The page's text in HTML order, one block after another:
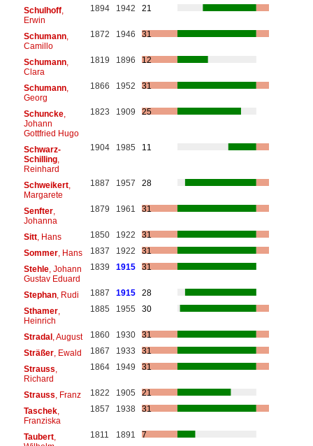
Schulhoff,
Erwin
1894 1942 21
Schumann,
Camillo
1872 1946 31
Schumann,
Clara
1819 1896 12
Schumann,
Georg
1866 1952 31
Schuncke,
Johann
Gottfried Hugo
1823 1909 25
Schwarz-
Schilling,
Reinhard
1904 1985 11
Schweikert,
Margarete
1887 1957 28
Senfter,
Johanna
1879 1961 31
Sitt, Hans 1850 1922
31
Sommer, Hans 1837 1922
31
Stehle, Johann
Gustav Eduard
1839 1915 31
Stephan, Rudi 1887 1915
28
Sthamer,
Heinrich
1885 1955 30
Stradal, August 1860 1930
31
Sträßer, Ewald 1867 1933
31
Strauss
Richard
1864 1949 31
Strauss , Franz 1822 1905
21
Taschek,
Franziska
1857 1938 31
Taubert,
1811 1891 7